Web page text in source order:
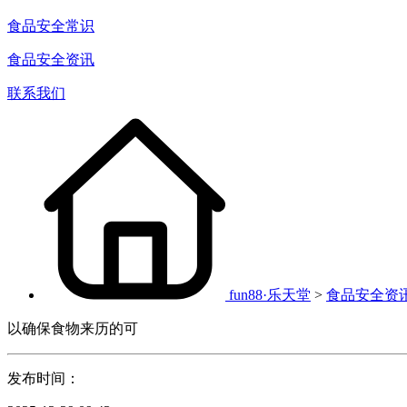
食品安全常识
食品安全资讯
联系我们
fun88·乐天堂 > 食品安全资
以确保食物来历的可
发布时间：